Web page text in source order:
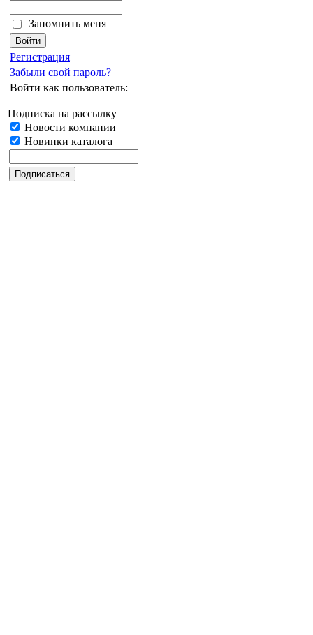
Запомнить меня
Регистрация
Забыли свой пароль?
Войти как пользователь:
Подписка на рассылку
Новости компании
Новинки каталога